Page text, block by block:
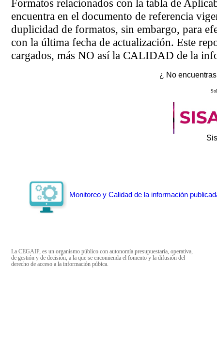
Formatos relacionados con la tabla de
encuentra en el documento de referencia
duplicidad de formatos, sin embargo, para
con la última fecha de actualización. Este
cargados, más NO así la CALIDAD de la
¿ No
Monitoreo y Calidad de la información
La CEGAIP, es un organismo público con autonomía presupuestaria, operativa,
de gestión y de decisión, a la que se encomienda el fomento y la difusión del
derecho de acceso a la información púbica.